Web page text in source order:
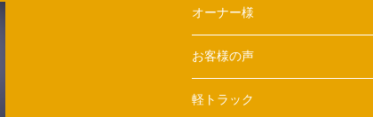
オーナー様
お客様の声
軽トラック